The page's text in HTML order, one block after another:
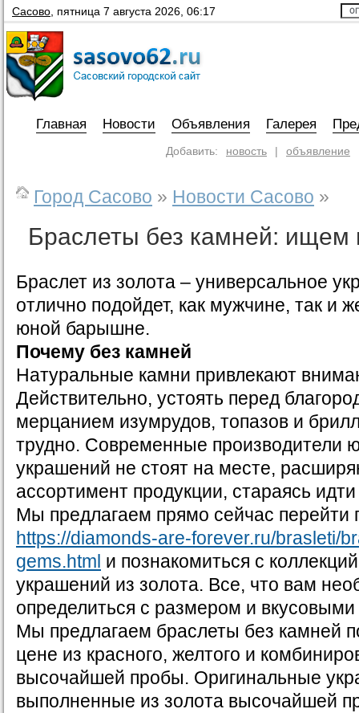
Сасово пятница 7 августа 2026, 06:17
Главная Новости Объявления Галерея
Добавить: новость | объявление
Город Сасово » Новости Сасово »
Браслеты без камней: ищем
Браслет из золота – универсальное
отлично подойдет, как мужчине, так и
юной барышне.
Почему без камней
Натуральные камни привлекают
Действительно, устоять перед
мерцанием изумрудов, топазов и
трудно. Современные производители
украшений не стоят на месте,
ассортимент продукции, стараясь
Мы предлагаем прямо сейчас перейти
https://diamonds-are-forever.ru/brasleti/
gems.html и познакомиться с
украшений из золота. Все, что вам
определиться с размером и
Мы предлагаем браслеты без камней
цене из красного, желтого и
высочайшей пробы. Оригинальные
выполненные из золота высочайшей